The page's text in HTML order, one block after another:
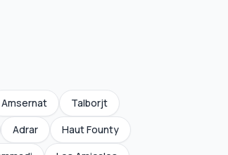
Amsernat
Talborjt
Adrar
Haut Founty